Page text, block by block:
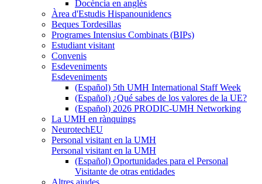
Docència en anglès
Àrea d'Estudis Hispanounidencs
Beques Tordesillas
Programes Intensius Combinats (BIPs)
Estudiant visitant
Convenis
Esdeveniments
Esdeveniments
(Español) 5th UMH International Staff Week
(Español) ¿Qué sabes de los valores de la UE?
(Español) 2026 PRODIC-UMH Networking
La UMH en rànquings
NeurotechEU
Personal visitant en la UMH
Personal visitant en la UMH
(Español) Oportunidades para el Personal
Visitante de otras entidades
Altres ajudes